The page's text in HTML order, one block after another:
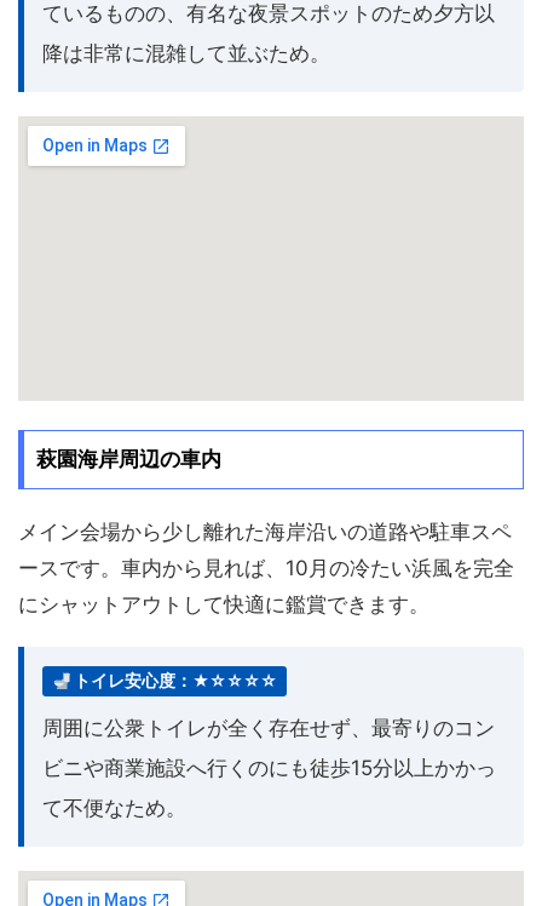
ているものの、有名な夜景スポットのため夕方以
降は非常に混雑して並ぶため。
萩園海岸周辺の車内
メイン会場から少し離れた海岸沿いの道路や駐車スペ
ースです。車内から見れば、10月の冷たい浜風を完全
にシャットアウトして快適に鑑賞できます。
トイレ安心度：★☆☆☆☆
周囲に公衆トイレが全く存在せず、最寄りのコン
ビニや商業施設へ行くのにも徒歩15分以上かかっ
て不便なため。